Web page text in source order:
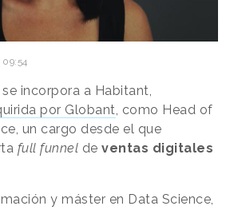
se incorpora a Habitant,
por Globant, como Head of
un cargo desde el que
full funnel de ventas digitales
y máster en Data Science,